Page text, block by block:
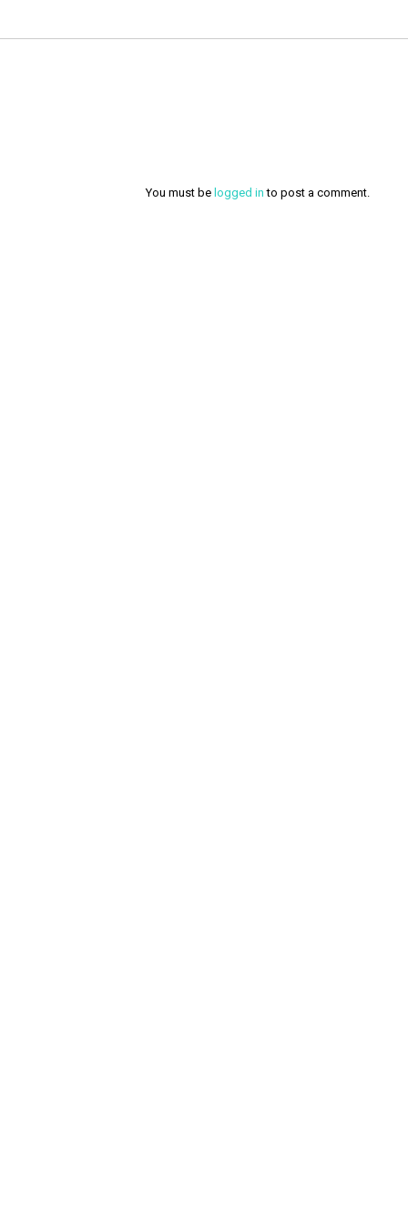
You must be logged in to post a comment.